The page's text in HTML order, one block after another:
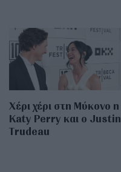
Χέρι χέρι στη Μύκονο η
Katy Perry και ο Justin
Trudeau